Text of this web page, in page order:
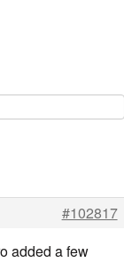
#102817
added a few